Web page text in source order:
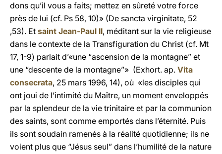
dons qu’il vous a faits; mettez en sûreté votre force
près de lui (cf. Ps 58, 10)» (De sancta virginitate, 52
,53). Et saint Jean-Paul II, méditant sur la vie religieuse
dans le contexte de la Transfiguration du Christ (cf. Mt
17, 1-9) parlait d’«une “ascension de la montagne” et
une “descente de la montagne”» (Exhort. ap. Vita
consecrata, 25 mars 1996, 14), où «les disciples qui
ont joui de l’intimité du Maître, un moment enveloppés
par la splendeur de la vie trinitaire et par la communion
des saints, sont comme emportés dans l’éternité. Puis
ils sont soudain ramenés à la réalité quotidienne; ils ne
voient plus que “Jésus seul” dans l’humilité de la nature